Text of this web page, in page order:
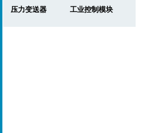
压力变送器
工业控制模块